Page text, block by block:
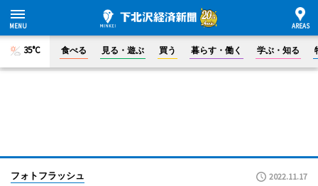
35°C 食べる 見る・遊ぶ 買う 暮らす・働く 学ぶ・知る
フォトフラッシュ 2022.11.17